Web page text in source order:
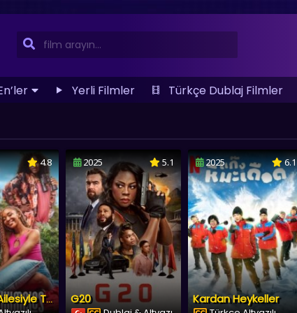
Yerli Filmler Türkçe Dublaj Filmler
4.8
Khumalo Ailesiyle Tanışın
2025 5.1
G20
2025 6.1
Kardan Heykeller